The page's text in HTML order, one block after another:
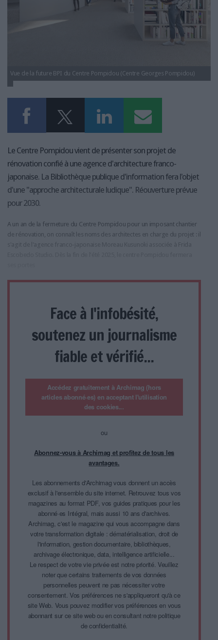
NOS OFFRES D'ABONNEMENTS
Vue de la future BPI du Centre Pompidou (Centre Georges Pompidou)
Le Centre Pompidou vient de présenter son projet de
rénovation confié à une agence d'architecture franco-
japonaise. La Bibliothèque publique d'information fera l'objet
d'une "approche architecturale ludique". Réouverture prévue
pour 2030.
A un an de la fermeture du Centre Pompidou pour un imposant chantier
de rénovation, on connaît les noms des architectes en charge du projet : il
s'agit de l'agence franco-japonaise Moreau Kusunoki associée à Frida
Face à l'infobésité,
soutenez un journalisme
fiable et vérifié...
Accédez gratuitement à Archimag (hors
articles abonné·es) en acceptant l'utilisation
des cookies...
ou
Abonnez-vous à Archimag et profitez de tous les
avantages.
Les abonnements d'Archimag vous donnent un accès
exclusif à l'ensemble du site internet. Retrouvez tous vos
magazines au format PDF, vos guides pratiques pour les
abonné·es Intégral, mais aussi 10 ans d'archives.
Archimag, c'est le magazine qui vous accompagne dans
votre transformation digitale : dématérialisation, droit de
l'information, gestion documentaire, bibliothèques,
archivage électronique, data, intelligence artificielle...
Le respect de votre vie privée est notre priorité. Veuillez
noter que certains traitements de vos données
personnelles peuvent ne pas nécessiter votre
consentement. Vos préférences ne s'appliqueront qu'à ce
site Web. Vous pouvez modifier vos préférences en vous
abonnant sur ce site web ou en consultant notre politique
de confidentialité.